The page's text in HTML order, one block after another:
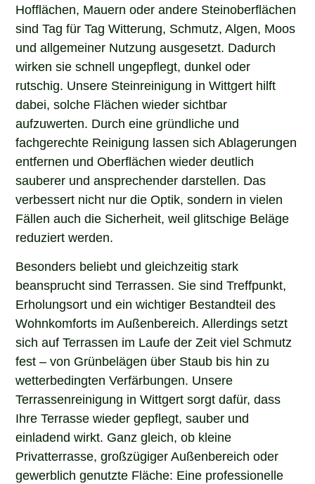
Hofflächen, Mauern oder andere Steinoberflächen
sind Tag für Tag Witterung, Schmutz, Algen, Moos
und allgemeiner Nutzung ausgesetzt. Dadurch
wirken sie schnell ungepflegt, dunkel oder
rutschig. Unsere Steinreinigung in Wittgert hilft
dabei, solche Flächen wieder sichtbar
aufzuwerten. Durch eine gründliche und
fachgerechte Reinigung lassen sich Ablagerungen
entfernen und Oberflächen wieder deutlich
sauberer und ansprechender darstellen. Das
verbessert nicht nur die Optik, sondern in vielen
Fällen auch die Sicherheit, weil glitschige Beläge
reduziert werden.
Besonders beliebt und gleichzeitig stark
beansprucht sind Terrassen. Sie sind Treffpunkt,
Erholungsort und ein wichtiger Bestandteil des
Wohnkomforts im Außenbereich. Allerdings setzt
sich auf Terrassen im Laufe der Zeit viel Schmutz
fest – von Grünbelägen über Staub bis hin zu
wetterbedingten Verfärbungen. Unsere
Terrassenreinigung in Wittgert sorgt dafür, dass
Ihre Terrasse wieder gepflegt, sauber und
einladend wirkt. Ganz gleich, ob kleine
Privatterrasse, großzügiger Außenbereich oder
gewerblich genutzte Fläche: Eine professionelle